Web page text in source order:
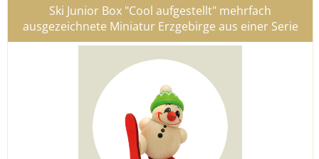
Ski Junior Box "Cool aufgestellt" mehrfach
ausgezeichnete Miniatur Erzgebirge aus einer Serie